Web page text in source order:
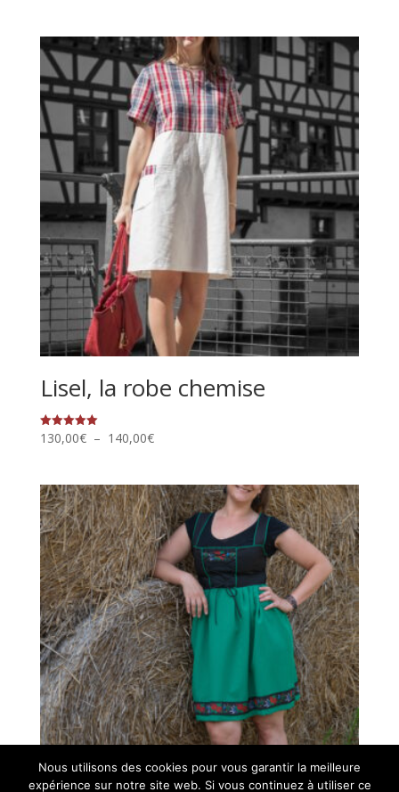
480,00€
à
550,00€
Lisel, la robe chemise
Note
5.00
130,00€ – 140,00€Plage
130,00€
à
140,00€
Nous utilisons des cookies pour vous garantir la meilleure
expérience sur notre site web. Si vous continuez à utiliser ce